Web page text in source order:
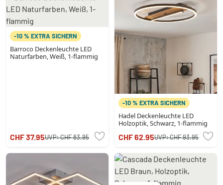
-10 % EXTRA SICHERN
Barroco Deckenleuchte LED
Naturfarben, Weiß, 1-flammig
CHF 37.95UVP:CHF 83.95
-10 % EXTRA SICHERN
Hadel Deckenleuchte LED
Holzoptik, Schwarz, 1-flammig
CHF 62.95UVP:CHF 93.95